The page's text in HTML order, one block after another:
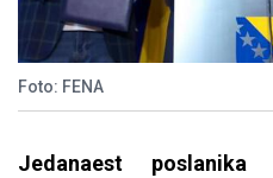
Foto: FENA
Jedanaest poslanika